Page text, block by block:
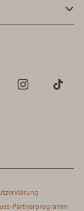
·Partnerprogramm